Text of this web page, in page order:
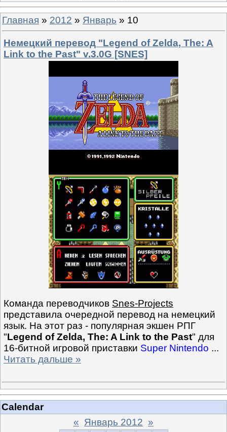
Главная » 2012 » Январь » 10
Немецкий перевод "Legend of Zelda, The: A
Link to the Past" v.3.0G [SNES]
Команда переводчиков Snes-Projects
представила очередной перевод на немецкий
язык. На этот раз - популярная экшен РПГ
"Legend of Zelda, The: A Link to the Past" для
16-битной игровой приставки Super Nintendo ...
Читать дальше »
Calendar
« Январь 2012 »